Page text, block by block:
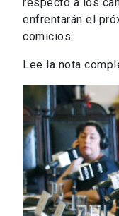
enfrentarán el
comicios.
Lee la nota